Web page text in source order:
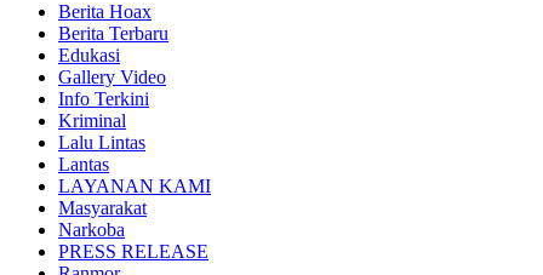
Berita Hoax
Berita Terbaru
Edukasi
Gallery Video
Info Terkini
Kriminal
Lalu Lintas
Lantas
LAYANAN KAMI
Masyarakat
Narkoba
PRESS RELEASE